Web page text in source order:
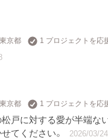
東京都 1 プロジェクトを応
東京都 1 プロジェクトを応
戸に対する愛が半端な
てください。
2026/03/